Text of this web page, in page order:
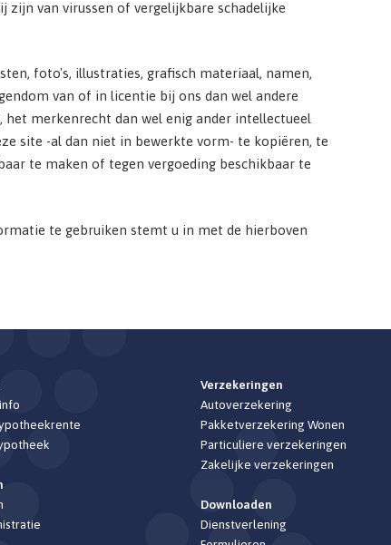
zijn van virussen of vergelijkbare schadelijke
foto's, illustraties, grafisch materiaal, namen,
van of in licentie bij ons dan wel andere
merkenrecht dan wel enig ander intellectueel
site -al dan niet in bewerkte vorm- te kopiëren, te
te maken of tegen vergoeding beschikbaar te
te gebruiken stemt u in met de hierboven
Verzekeringen
Autoverzekering
Pakketverzekering Wonen
Particuliere verzekeringen
Zakelijke verzekeringen
Downloaden
Dienstverlening